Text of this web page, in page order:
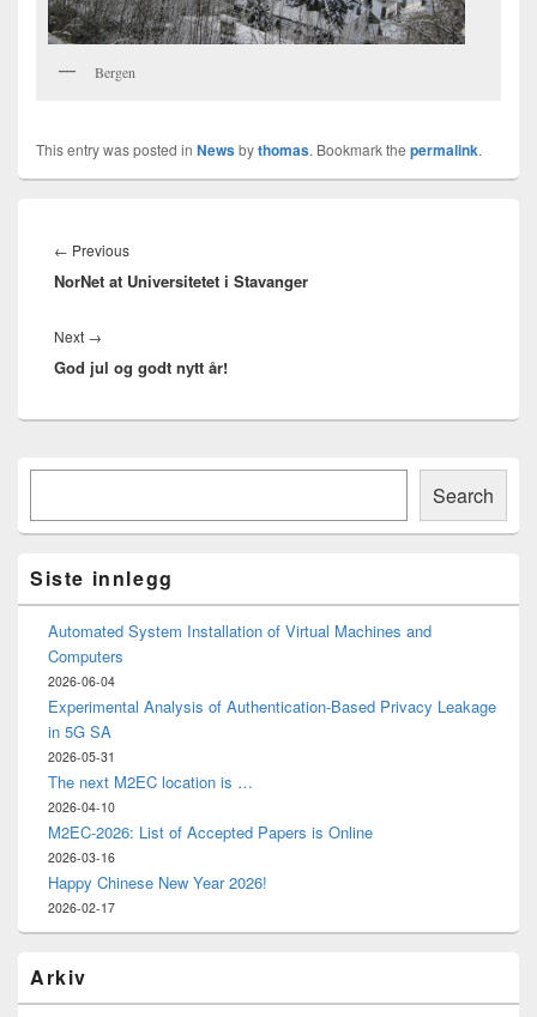
Bergen
This entry was posted in Newsbythomas. Bookmark the permalink.
← PreviousPrevious
post:
NorNet at Universitetet i Stavanger
Next →
post:
God jul og godt nytt år!
Primary
Area
Search
Siste innlegg
Automated System Installation of Virtual Machines and
Computers
2026-06-04
Experimental Analysis of Authentication-Based Privacy Leakage
in 5G SA
2026-05-31
The next M2EC location is …
2026-04-10
M2EC-2026: List of Accepted Papers is Online
2026-03-16
Happy Chinese New Year 2026!
2026-02-17
Arkiv